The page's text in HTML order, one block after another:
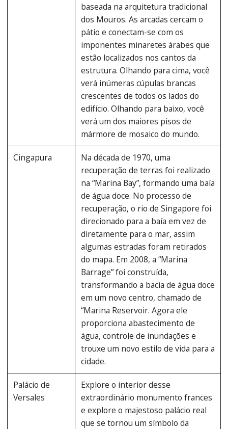
baseada na arquitetura tradicional
dos Mouros. As arcadas cercam o
pátio e conectam-se com os
imponentes minaretes árabes que
estão localizados nos cantos da
estrutura. Olhando para cima, você
verá inúmeras cúpulas brancas
crescentes de todos os lados do
edifício. Olhando para baixo, você
verá um dos maiores pisos de
mármore de mosaico do mundo.
Cingapura
Na década de 1970, uma
recuperação de terras foi realizado
na “Marina Bay”, formando uma baía
de água doce. No processo de
recuperação, o rio de Singapore foi
direcionado para a baía em vez de
diretamente para o mar, assim
algumas estradas foram retirados
do mapa. Em 2008, a “Marina
Barrage” foi construída,
transformando a bacia de água doce
em um novo centro, chamado de
“Marina Reservoir. Agora ele
proporciona abastecimento de
água, controle de inundações e
trouxe um novo estilo de vida para a
cidade.
Palácio de
Versales
Explore o interior desse
extraordinário monumento frances
e explore o majestoso palácio real
que se tornou um símbolo da